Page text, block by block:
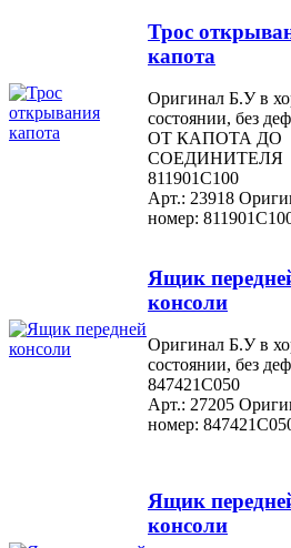
Трос
капота
Оригинал Б.У в
состоянии, без
ОТ КАПОТА ДО
СОЕДИНИТЕЛЯ
811901C100
Арт.: 23918
номер:
Ящик
консоли
Оригинал Б.У в
состоянии, без
847421C050
Арт.: 27205
номер:
Ящик
консоли